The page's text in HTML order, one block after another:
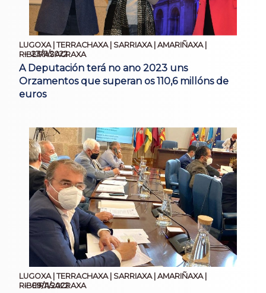
LUGOXA | TERRACHAXA | SARRIAXA | AMARIÑAXA |
RIBEIRASACRAXA
23/11/2022
A Deputación terá no ano 2023 uns
Orzamentos que superan os 110,6 millóns de
euros
LUGOXA | TERRACHAXA | SARRIAXA | AMARIÑAXA |
RIBEIRASACRAXA
09/11/2022